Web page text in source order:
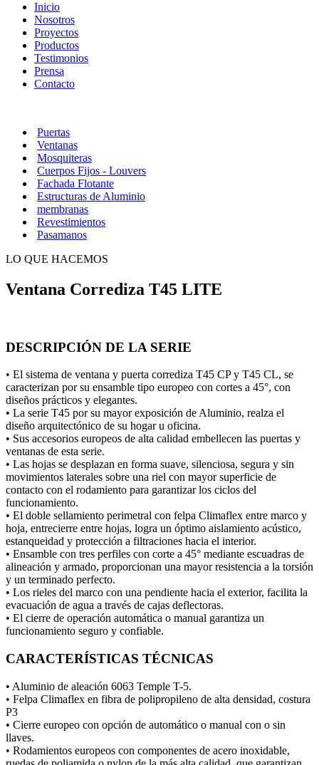
Inicio
Nosotros
Proyectos
Productos
Testimonios
Prensa
Contacto
Puertas
Ventanas
Mosquiteras
Cuerpos Fijos - Louvers
Fachada Flotante
Estructuras de Aluminio
membranas
Revestimientos
Pasamanos
LO QUE HACEMOS
Ventana Corrediza T45 LITE
DESCRIPCIÓN DE LA SERIE
• El sistema de ventana y puerta corrediza T45 CP y T45 CL, se
caracterizan por su ensamble tipo europeo con cortes a 45°, con
diseños prácticos y elegantes.
• La serie T45 por su mayor exposición de Aluminio, realza el
diseño arquitectónico de su hogar u oficina.
• Sus accesorios europeos de alta calidad embellecen las puertas y
ventanas de esta serie.
• Las hojas se desplazan en forma suave, silenciosa, segura y sin
movimientos laterales sobre una riel con mayor superficie de
contacto con el rodamiento para garantizar los ciclos del
funcionamiento.
• El doble sellamiento perimetral con felpa Climaflex entre marco y
hoja, entrecierre entre hojas, logra un óptimo aislamiento acústico,
estanqueidad y protección a filtraciones hacia el interior.
• Ensamble con tres perfiles con corte a 45° mediante escuadras de
alineación y armado, proporcionan una mayor resistencia a la torsión
y un terminado perfecto.
• Los rieles del marco con una pendiente hacia el exterior, facilita la
evacuación de agua a través de cajas deflectoras.
• El cierre de operación automática o manual garantiza un
funcionamiento seguro y confiable.
CARACTERÍSTICAS TÉCNICAS
• Aluminio de aleación 6063 Temple T-5.
• Felpa Climaflex en fibra de polipropileno de alta densidad, costura
P3
• Cierre europeo con opción de automático o manual con o sin
llaves.
• Rodamientos europeos con componentes de acero inoxidable,